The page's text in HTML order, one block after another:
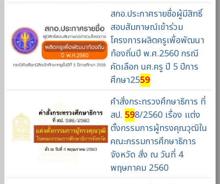
สกอ.ประกาศรายชื่อผู้มีสิทธิ์
สอบสัมภาษณ์เข้าร่วม
โครงการผลิตครูเพื่อพัฒนา
ท้องถิ่นปี พ.ศ.2560 กรณี
คัดเลือก นศ.ครู ปี 5 ปีการ
ศึกษา2559
คำสั่งกระทรวงศึกษาธิการ ที่
สป. 598/2560 เรื่อง แต่ง
ตั้งกรรมการผู้ทรงคุณวุฒิใน
คณะกรรมการศึกษาธิการ
จังหวัด สั่ง ณ วันที่ 4
พฤษภาคม 2560